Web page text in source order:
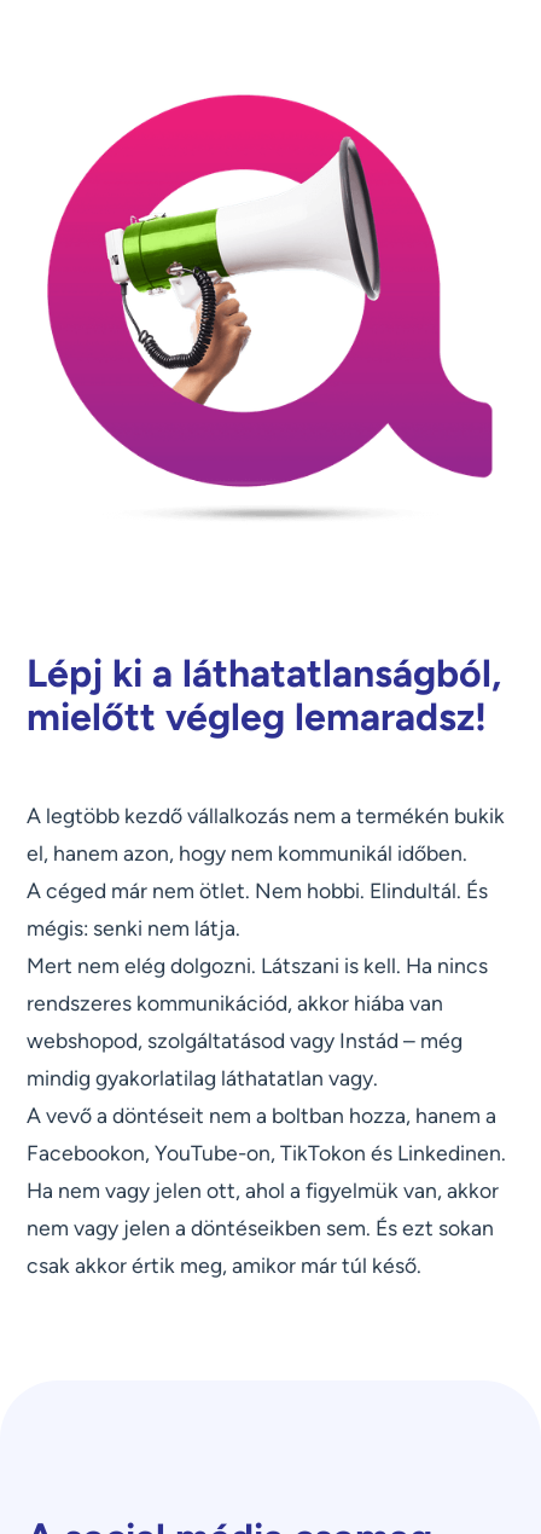
Lépj ki a láthatatlanságból,
mielőtt végleg lemaradsz!
A legtöbb kezdő vállalkozás nem a termékén bukik
el, hanem azon, hogy nem kommunikál időben.
A céged már nem ötlet. Nem hobbi. Elindultál. És
mégis: senki nem látja.
Mert nem elég dolgozni. Látszani is kell. Ha nincs
rendszeres kommunikációd, akkor hiába van
webshopod, szolgáltatásod vagy Instád – még
mindig gyakorlatilag láthatatlan vagy.
A vevő a döntéseit nem a boltban hozza, hanem a
Facebookon, YouTube-on, TikTokon és Linkedinen.
Ha nem vagy jelen ott, ahol a figyelmük van, akkor
nem vagy jelen a döntéseikben sem. És ezt sokan
csak akkor értik meg, amikor már túl késő.